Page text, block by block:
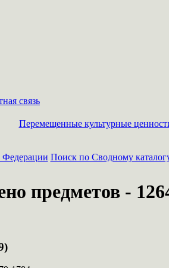
связь
Перемещенные культурные
Федерации Поиск по Сводному
предметов -